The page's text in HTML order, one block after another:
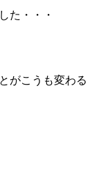
た・・・
がこうも変わる